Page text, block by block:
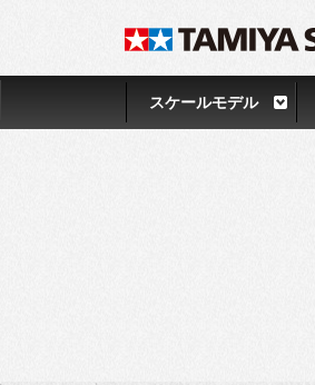
スケールモデル